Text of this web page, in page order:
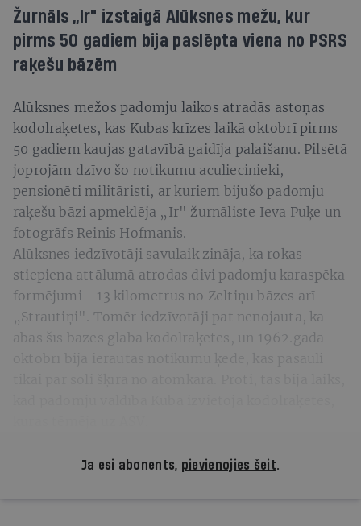
Žurnāls „Ir" izstaigā Alūksnes mežu, kur
pirms 50 gadiem bija paslēpta viena no PSRS
raķešu bāzēm
Alūksnes mežos padomju laikos atradās astoņas
kodolraķetes, kas Kubas krīzes laikā oktobrī pirms
50 gadiem kaujas gatavībā gaidīja palaišanu. Pilsētā
joprojām dzīvo šo notikumu aculiecinieki,
pensionēti militāristi, ar kuriem bijušo padomju
raķešu bāzi apmeklēja „Ir" žurnāliste Ieva Puķe un
fotogrāfs Reinis Hofmanis.
Alūksnes iedzīvotāji savulaik zināja, ka rokas
stiepiena attālumā atrodas divi padomju karaspēka
formējumi - 13 kilometrus no Zeltiņu bāzes arī
„Strautiņi". Tomēr iedzīvotāji pat nenojauta, ka
abas šīs bāzes glabā kodolraķetes, un 1962.gada
Ja esi abonents, pievienojies šeit.